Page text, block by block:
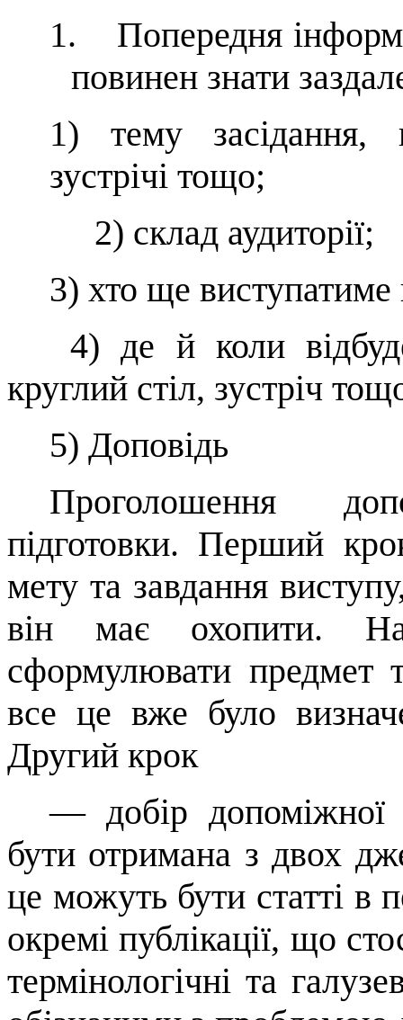
1.
Попередня
повинен знати
1) тему засідання,
зустрічі тощо;
2) склад аудиторії;
3)хто ще виступатиме
4)де й коли
круглий стіл, зустріч
5)Доповідь
Проголошення
підготовки. Перший
мету та завдання
він має охопити.
сформулювати предмет
все це вже було
Другий крок
—добір
бути отримана з двох
це можуть бути статті в
окремі публікації, що
термінологічні та